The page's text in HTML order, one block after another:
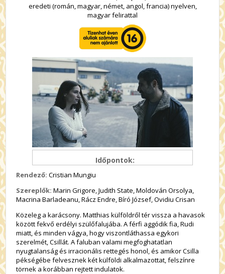
eredeti (román, magyar, német, angol, francia) nyelven,
magyar felirattal
Időpontok:
Rendező: Cristian Mungiu
Szereplők: Marin Grigore, Judith State, Moldován Orsolya,
Macrina Barladeanu, Rácz Endre, Bíró József, Ovidiu Crisan
Közeleg a karácsony. Matthias külföldről tér vissza a havasok
között fekvő erdélyi szülőfalujába. A férfi aggódik fia, Rudi
miatt, és minden vágya, hogy viszontláthassa egykori
szerelmét, Csillát. A faluban valami megfoghatatlan
nyugtalanság és irracionális rettegés honol, és amikor Csilla
pékségébe felvesznek két külföldi alkalmazottat, felszínre
törnek a korábban rejtett indulatok.